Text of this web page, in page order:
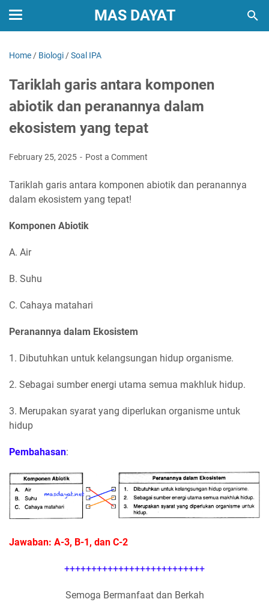
MAS DAYAT
Home / Biologi /Soal IPA
Tariklah garis antara komponen
abiotik dan peranannya dalam
ekosistem yang tepat
February 25, 2025 Post a Comment
Tariklah garis antara komponen abiotik dan peranannya
dalam ekosistem yang tepat!
Komponen Abiotik
A. Air
B. Suhu
C. Cahaya matahari
Peranannya dalam Ekosistem
1. Dibutuhkan untuk kelangsungan hidup organisme.
2. Sebagai sumber energi utama semua makhluk hidup.
3. Merupakan syarat yang diperlukan organisme untuk
hidup
Pembahasan:
Jawaban: A-3, B-1, dan C-2
++++++++++++++++++++++++++
Semoga Bermanfaat dan Berkah